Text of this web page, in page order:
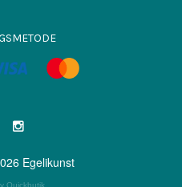
Egelikunst
Quickbutik